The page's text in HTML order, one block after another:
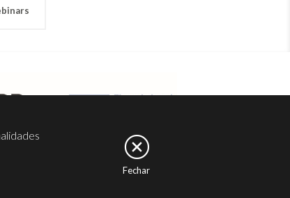
Fechar